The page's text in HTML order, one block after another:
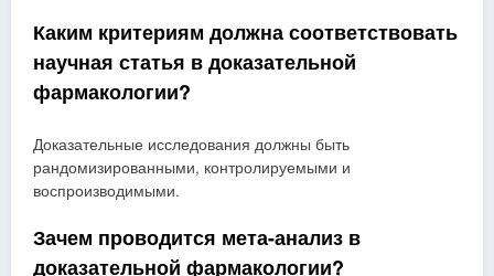
Каким критериям должна соответствовать
научная статья в доказательной
фармакологии?
Доказательные исследования должны быть
рандомизированными, контролируемыми и
воспроизводимыми.
Зачем проводится мета-анализ в
доказательной фармакологии?